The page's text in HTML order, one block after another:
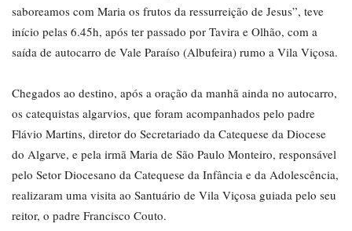
saboreamos com Maria os frutos da ressurreição de Jesus”, teve
início pelas 6.45h, após ter passado por Tavira e Olhão, com a
saída de autocarro de Vale Paraíso (Albufeira) rumo a Vila Viçosa.
Chegados ao destino, após a oração da manhã ainda no autocarro,
os catequistas algarvios, que foram acompanhados pelo padre
Flávio Martins, diretor do Secretariado da Catequese da Diocese
do Algarve, e pela irmã Maria de São Paulo Monteiro, responsável
pelo Setor Diocesano da Catequese da Infância e da Adolescência,
realizaram uma visita ao Santuário de Vila Viçosa guiada pelo seu
reitor, o padre Francisco Couto.